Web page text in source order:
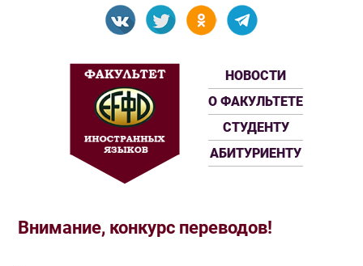
НОВОСТИ
О ФАКУЛЬТЕТЕ
СТУДЕНТУ
АБИТУРИЕНТУ
Внимание, конкурс переводов!